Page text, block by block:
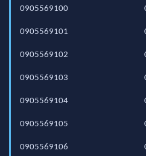
0905569100
0905569101
0905569102
0905569103
0905569104
0905569105
0905569106